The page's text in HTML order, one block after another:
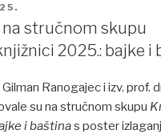
stručnom skupu
2025.: bajke i
Ranogajec i izv. prof.
su na stručnom skupu
i baštinas poster